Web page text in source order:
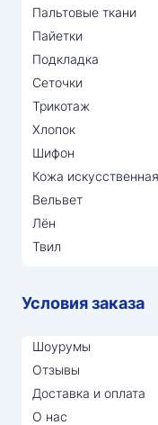
Пальтовые ткани
Пайетки
Подкладка
Сеточки
Трикотаж
Хлопок
Шифон
Кожа искусственная
Вельвет
Лён
Твил
Условия заказа
Шоурумы
Отзывы
Доставка и оплата
О нас